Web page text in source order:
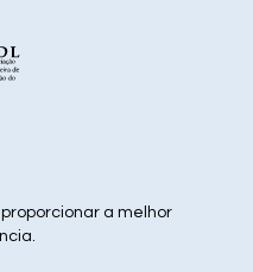
sociais a melhor